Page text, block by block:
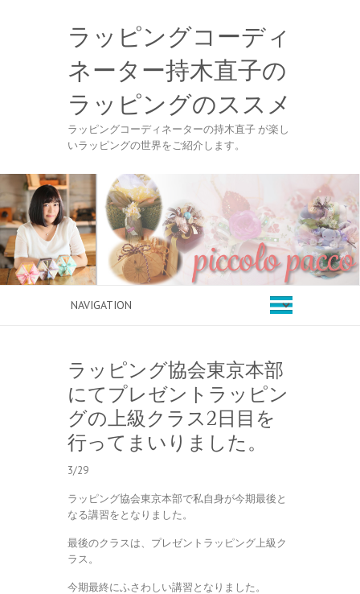
ラッピングコーディ
ネーター持木直子の
ラッピングのススメ
ラッピングコーディネーターの持木直子 が楽し
いラッピングの世界をご紹介します。
ラッピング協会東京本部
にてプレゼントラッピン
グの上級クラス2日目を
行ってまいりました。
3/29
ラッピング協会東京本部で私自身が今期最後と
なる講習をとなりました。
最後のクラスは、プレゼントラッピング上級ク
ラス。
今期最終にふさわしい講習となりました。